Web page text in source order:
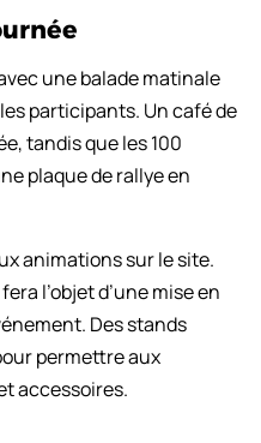
une balade matinale
participants. Un café de
tandis que les 100
plaque de rallye en
animations sur le site.
fera l’objet d’une mise en
Des stands
permettre aux
accessoires.